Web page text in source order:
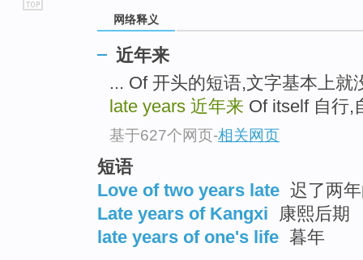
网络释义
近年来
... Of 开头的短语,文字基本上
late years 近年来 Of itself 自行,
基于627个网页-相关网页
短语
Love of two years late 迟了两
Late years of Kangxi
康熙后期
late years of one's life 暮年